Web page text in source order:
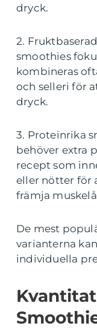
dryck.
2.
smoothies
kombineras
och selleri för
dryck.
3. Proteinrika
behöver extra
recept som
eller nötter för
främja
De mest
varianterna
individuella